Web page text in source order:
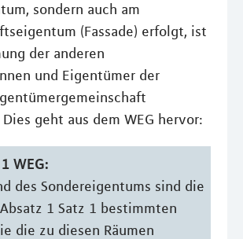
sondern auch am
(Fassade) erfolgt, ist
der anderen
und Eigentümer der
geht aus dem WEG hervor:
WEG:
des Sondereigentums sind die
1 Satz 1 bestimmten
die zu diesen Räumen